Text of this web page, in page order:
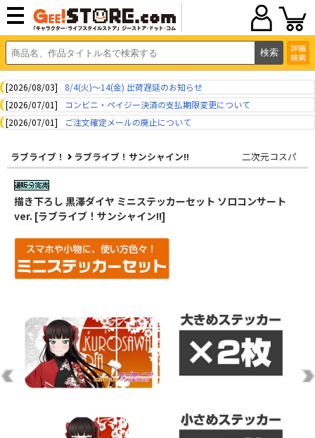
詳細
検索
[2026/08/03]
8/4(火)～14(金) 出荷遅延のお知らせ
[2026/07/01]
コンビニ・ペイジー決済の支払期限変更について
[2026/07/01]
ご注文確定メールの廃止について
ラブライブ！ ラブライブ！サンシャイン!! 二次元コスパ
描き下ろし 黒澤ダイヤ ミニステッカーセット ソロコンサート
ver. [ラブライブ！サンシャイン!!]